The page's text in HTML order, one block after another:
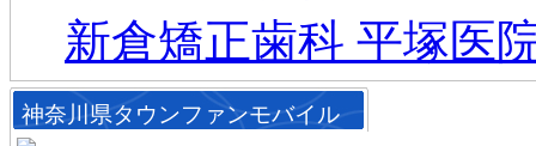
新倉矯正歯科 平塚医
神奈川県タウンファンモバイル